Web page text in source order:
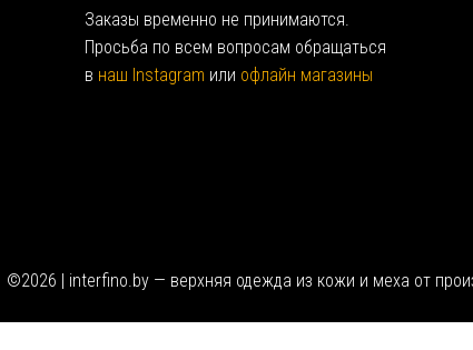
Заказы временно не принимаются.
Просьба по всем вопросам обращаться
в наш Instagram или офлайн магазины
©2026 | interfino.by — верхняя одежда из кожи и меха от